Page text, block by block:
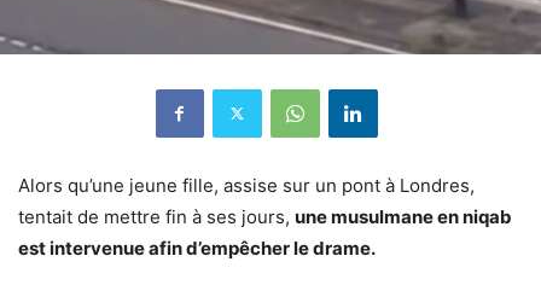
Alors qu’une jeune fille, assise sur un pont à Londres,
tentait de mettre fin à ses jours, une musulmane en niqab
est intervenue afin d’empêcher le drame.